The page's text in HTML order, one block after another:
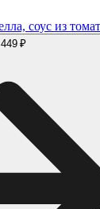
соус из
449 ₽